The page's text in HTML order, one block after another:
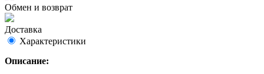
Обмен и возврат
Доставка
Характеристики
Описание: